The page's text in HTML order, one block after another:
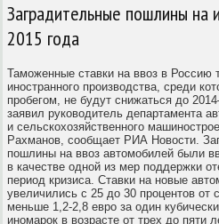
Заградительные пошлины на
2015 года
Таможенные ставки на ввоз в Россию
иностранного производства, среди
пробегом, не будут снижаться до
заявил руководитель департамента
и сельскохозяйственного
Рахманов, сообщает РИА Новости.
пошлины на ввоз автомобилей были
в качестве одной из мер поддержки
период кризиса. Ставки на новые
увеличились с 25 до 30 процентов от
меньше 1,2-2,8 евро за один
иномарок в возрасте от трех до пяти